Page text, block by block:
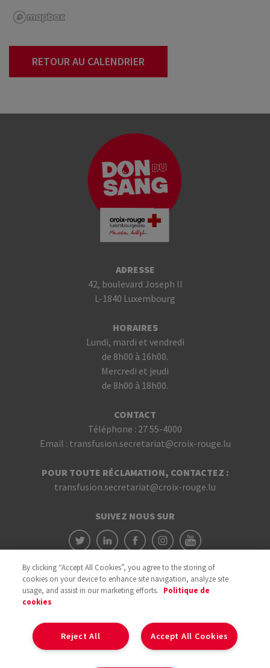
RETOUR AU CALENDRIER
ADRESSE
42, boulevard Joseph II
L-1840 Luxembourg
HORAIRES
Lundi, mardi et vendredi
de 8h00 à 16h00.
Mercredi et jeudi
de 8h00 à 18h00.
CONTACT
Téléphone : 27 55-4000
Email : transfusion.secretariat@croix-rouge.lu
POUR TOUTE RÉCLAMATION, CONTACTEZ :
transfusion.secretariat@croix-rouge.lu
SUIVEZ NOUS SUR
By clicking “Accept All Cookies”, you agree to the storing of
cookies on your device to enhance site navigation, analyze site
usage, and assist in our marketing efforts. Politique de
cookies
Accept All Cookies
Reject All